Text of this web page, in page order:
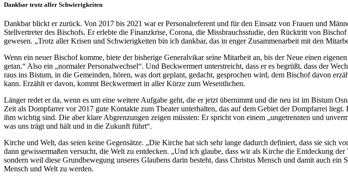
Dankbar trotz aller Schwierigkeiten
Dankbar blickt er zurück. Von 2017 bis 2021 war er Personalreferent und für den Einsatz von Frauen und
Stellvertreter des Bischofs. Er erlebte die Finanzkrise, Corona, die Missbrauchsstudie, den Rücktritt von
gewesen. „Trotz aller Krisen und Schwierigkeiten bin ich dankbar, das in enger Zusammenarbeit mit den
Wenn ein neuer Bischof komme, biete der bisherige Generalvikar seine Mitarbeit an, bis der Neue einen
getan.“ Also ein „normaler Personalwechsel“. Und Beckwermert unterstreicht, dass er es begrüßt, dass der
raus ins Bistum, in die Gemeinden, hören, was dort geplant, gedacht, gesprochen wird, dem Bischof davon
kann. Erzählt er davon, kommt Beckwermert in aller Kürze zum Wesentlichen.
Länger redet er da, wenn es um eine weitere Aufgabe geht, die er jetzt übernimmt und die neu ist im Bistum
Zeit als Dompfarrer vor 2017 gute Kontakte zum Theater unterhalten, das auf dem Gebiet der Dompfarrei
ihm wichtig sind. Die aber klare Abgrenzungen zeigen müssten: Er spricht von einem „ungetrennten und
was uns trägt und hält und in die Zukunft führt“.
Kirche und Welt, das seien keine Gegensätze. „Die Kirche hat sich sehr lange dadurch definiert, dass sie sich
dann gewissermaßen versucht, die Welt zu entdecken. „Und ich glaube, dass wir als Kirche die Entdeckung
sondern weil diese Grundbewegung unseres Glaubens darin besteht, dass Christus Mensch und damit auch
Mensch und Welt zu werden.